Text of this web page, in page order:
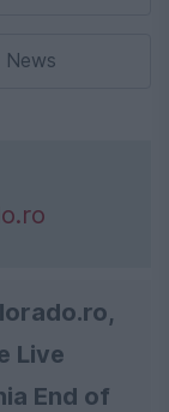
News
Live
End of